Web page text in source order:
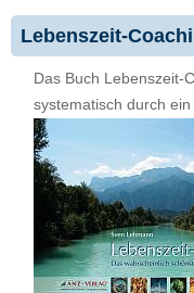
Lebenszeit-
Das Buch Lebenszeit-
systematisch durch